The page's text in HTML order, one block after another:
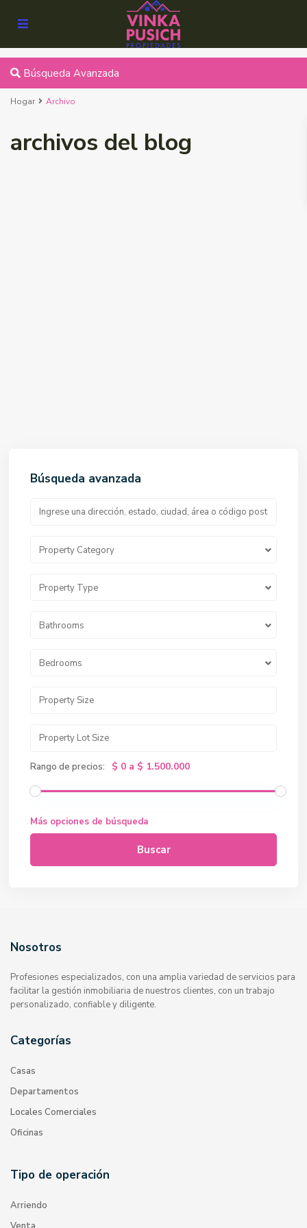
Búsqueda Avanzada
Hogar Archivo
archivos del blog
Búsqueda avanzada
Property Category
Property Type
Bathrooms
Bedrooms
Rango de precios: $ 0 a $ 1.500.000
Más opciones de búsqueda
Buscar
Nosotros
Profesiones especializados, con una amplia variedad de servicios para
facilitar la gestión inmobiliaria de nuestros clientes, con un trabajo
personalizado, confiable y diligente.
Categorías
Casas
Departamentos
Locales Comerciales
Oficinas
Tipo de operación
Arriendo